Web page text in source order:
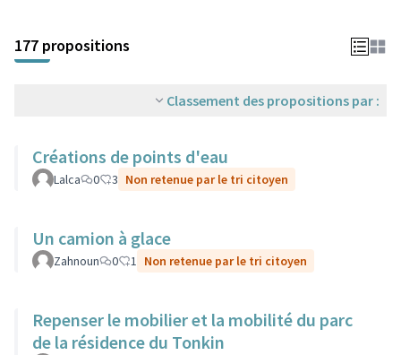
177 propositions
Classement des propositions par :
Créations de points d'eau
Lalca 0 3 Non retenue par le tri citoyen
Un camion à glace
Zahnoun 0 1 Non retenue par le tri citoyen
Repenser le mobilier et la mobilité du parc
de la résidence du Tonkin